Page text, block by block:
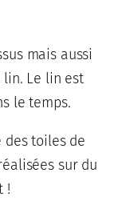
mais aussi
Le lin est
le temps.
des toiles de
sur du
!